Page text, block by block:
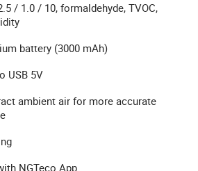
/ 1.0 / 10, formaldehyde, TVOC,
battery (3000 mAh)
USB 5V
ambient air for more accurate
NGTeco App